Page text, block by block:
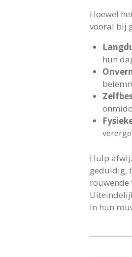
Hoewel
vooral bij
hun
Hulp
geduldig,
rouwende
in hun